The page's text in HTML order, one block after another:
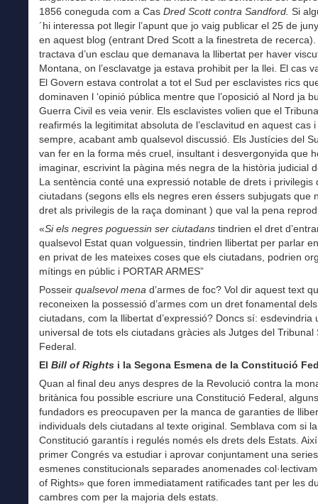
1856 coneguda com a Cas Dred Scott contra Sandford. Si
´hi interessa pot llegir l’apunt que jo vaig publicar el 25 de
en aquest blog (entrant Dred Scott a la finestreta de recerca).
tractava d’un esclau que demanava la llibertat per haver
Montana, on l’esclavatge ja estava prohibit per la llei. El cas
El Govern estava controlat a tot el Sud per esclavistes rics
dominaven l ‘opinió pública mentre que l’oposició al Nord ja
Guerra Civil es veia venir. Els esclavistes volien que el
reafirmés la legitimitat absoluta de l’esclavitud en aquest cas
sempre, acabant amb qualsevol discussió. Els Justícies del
van fer en la forma més cruel, insultant i desvergonyida que
imaginar, escrivint la pàgina més negra de la història judicial
La sentència conté una expressió notable de drets i privilegis
ciutadans (segons ells els negres eren éssers subjugats que
dret als privilegis de la raça dominant ) que val la pena
«Si els negres poguessin ser ciutadans tindrien el dret
qualsevol Estat quan volguessin, tindrien llibertat per parlar
en privat de les mateixes coses que els ciutadans, podrien
mítings en públic i PORTAR ARMES”
Posseir qualsevol mena d’armes de foc? Vol dir aquest text
reconeixen la possessió d’armes com un dret fonamental dels
ciutadans, com la llibertat d’expressió? Doncs sí: esdevindria
universal de tots els ciutadans gràcies als Jutges del Tribunal
Federal.
El Bill of Rights i la Segona Esmena de la Constitució
Quan al final deu anys despres de la Revolució contra la
britànica fou possible escriure una Constitució Federal,
fundadors es preocupaven per la manca de garanties de
individuals dels ciutadans al texte original. Semblava com si la
Constitució garantís i regulés només els drets dels Estats.
primer Congrés va estudiar i aprovar conjuntament una
esmenes constitucionals separades anomenades
of Rights» que foren immediatament ratificades tant per les
cambres com per la majoria dels estats.